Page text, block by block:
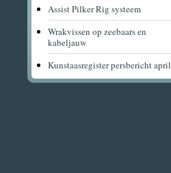
Assist Pilker Rig systeem
Wrakvissen op zeebaars en
kabeljauw
Kunstaasregister persbericht april